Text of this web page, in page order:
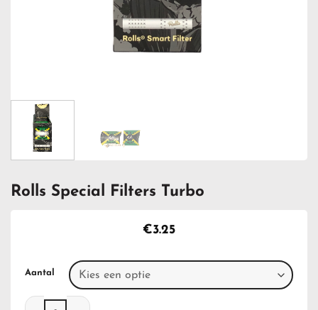
Rolls Special Filters Turbo
€3.25
Aantal
Rolls Special Filters Turbo aantal